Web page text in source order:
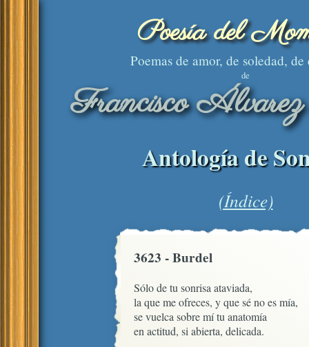
Poesía del
Poemas de amor, de soledad, de
de
Francisco
Antología de
(Índice)
3623 - Burdel
Sólo de tu sonrisa ataviada,
la que me ofreces, y que sé no es mía,
se vuelca sobre mí tu anatomía
en actitud, si abierta, delicada.